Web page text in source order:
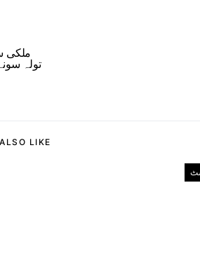
ملکی
تولہ
LIKE